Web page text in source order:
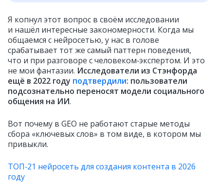
Я копнул этот вопрос в своём исследовании
и нашёл интересные закономерности. Когда мы
общаемся с нейросетью, у нас в голове
срабатывает тот же самый паттерн поведения,
что и при разговоре с человеком‑экспертом. И это
не мои фантазии. Исследователи из Стэнфорда
ещё в 2022 году подтвердили: пользователи
подсознательно переносят модели социального
общения на ИИ.
Вот почему в GEO не работают старые методы
сбора «ключевых слов» в том виде, в котором мы
привыкли.
ТОП‑21 нейросеть для создания контента в 2026
году